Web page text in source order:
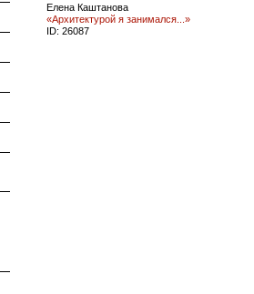
Елена Каштанова
«Архитектурой я занимался...»
ID: 26087